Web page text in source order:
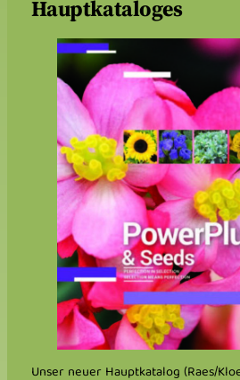
Hauptkataloges
Unser neuer Hauptkatalog (Raes/